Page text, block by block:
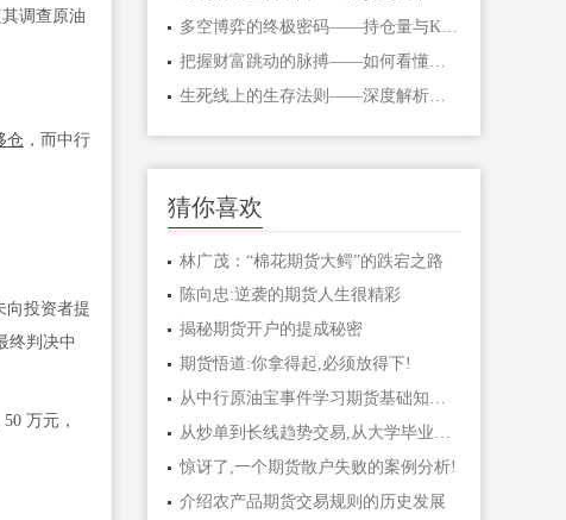
调查原油
仓 ，而中行
向投资者提
终判决中
万元，
把握财富跳动的脉搏——如何看懂期货主
生死线上的生存法则——深度解析期货爆
猜你喜欢
林广茂：“棉花期货大鳄”的跌宕之路
陈向忠:逆袭的期货人生很精彩
揭秘期货开户的提成秘密
期货悟道:你拿得起,必须放得下!
从中行原油宝事件学习期货基础知识！
从炒单到长线趋势交易,从大学毕业到管理
惊讶了,一个期货散户失败的案例分析!
介绍农产品期货交易规则的历史发展